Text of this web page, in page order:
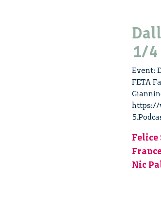
1/4
Event:
FETA
https://
Nic